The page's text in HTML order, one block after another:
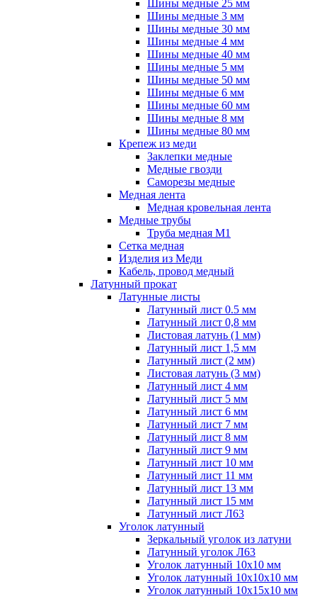
Шины медные 25 мм
Шины медные 3 мм
Шины медные 30 мм
Шины медные 4 мм
Шины медные 40 мм
Шины медные 5 мм
Шины медные 50 мм
Шины медные 6 мм
Шины медные 60 мм
Шины медные 8 мм
Шины медные 80 мм
Крепеж из меди
Заклепки медные
Медные гвозди
Саморезы медные
Медная лента
Медная кровельная лента
Медные трубы
Труба медная М1
Сетка медная
Изделия из Меди
Кабель, провод медный
Латунный прокат
Латунные листы
Латунный лист 0.5 мм
Латунный лист 0,8 мм
Листовая латунь (1 мм)
Латунный лист 1,5 мм
Латунный лист (2 мм)
Листовая латунь (3 мм)
Латунный лист 4 мм
Латунный лист 5 мм
Латунный лист 6 мм
Латунный лист 7 мм
Латунный лист 8 мм
Латунный лист 9 мм
Латунный лист 10 мм
Латунный лист 11 мм
Латунный лист 13 мм
Латунный лист 15 мм
Латунный лист Л63
Уголок латунный
Зеркальный уголок из латуни
Латунный уголок Л63
Уголок латунный 10x10 мм
Уголок латунный 10x10x10 мм
Уголок латунный 10x15x10 мм